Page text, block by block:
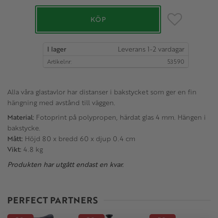
KÖP Lägg till i
I lager
Artikelnr 53590
Alla våra glastavlor har distanser i bakstycket som ger en fin
hängning med avstånd till väggen.
Material: Fotoprint på polypropen, härdat glas 4 mm. Hängen i
bakstycke.
Mått: Höjd 80 x bredd 60 x djup 0.4 cm
Vikt: 4.8 kg
Produkten har utgått endast en kvar.
PERFECT PARTNERS